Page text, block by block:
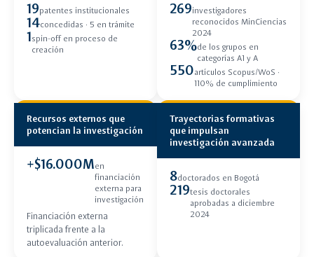
19patentes institucionales
14concedidas · 5 en trámite
1spin-off en proceso de
creación
269investigadores
reconocidos MinCiencias
2024
63%de los grupos en
categorías A1 y A
550artículos Scopus/WoS ·
110% de cumplimiento
Recursos externos que
potencian la investigación
+$16.000Men
financiación
externa para
investigación
Financiación externa
triplicada frente a la
autoevaluación anterior.
Trayectorias formativas
que impulsan
investigación avanzada
8doctorados en Bogotá
219tesis doctorales
aprobadas a diciembre
2024